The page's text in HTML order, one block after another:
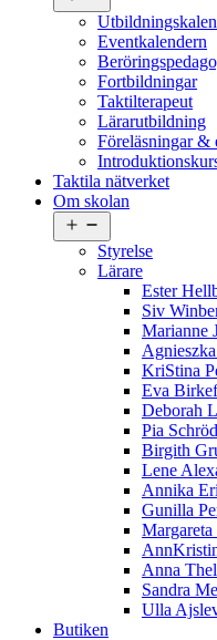
meny
Eventkalendern
Fortbildningar
Taktilterapeut
Lärarutbildning
Föreläsningar &
Taktila nätverket
Om skolan
meny
Styrelse
Lärare
Ester
Siv
Marianne
KriStina
Eva
Deborah
Pia
Birgith
Lene
Annika
Gunilla
Anna
Sandra
Ulla
Butiken